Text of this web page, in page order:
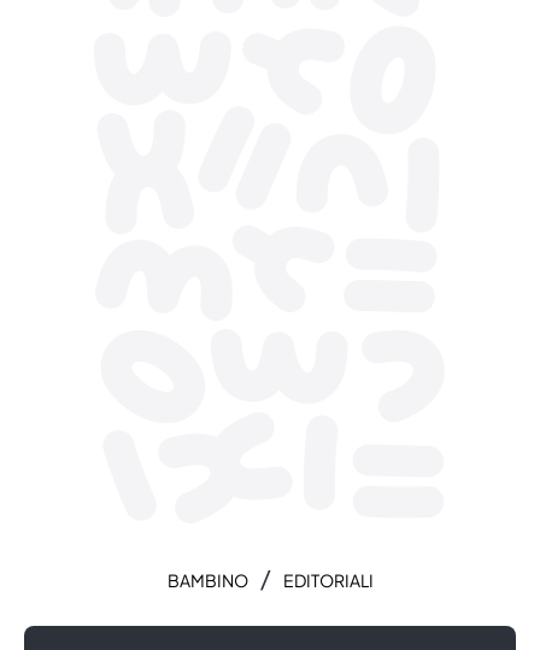
BAMBINO / EDITORIALI